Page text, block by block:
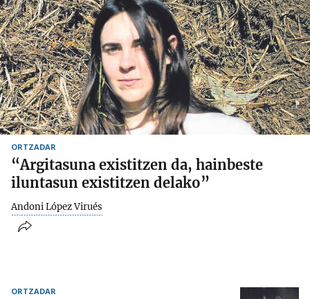
ORTZADAR
“Argitasuna existitzen da, hainbeste
iluntasun existitzen delako”
Andoni López Virués
ORTZADAR